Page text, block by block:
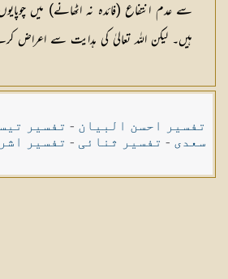
سے عدم انتفاع (فائدہ نہ اٹھانے) میں
ہیں۔ لیکن اللہ تعالیٰ کی ہدایت سے
تفسیر احسن البیان - تفسیر
سعدی - تفسیر ثنائی - تفسیر